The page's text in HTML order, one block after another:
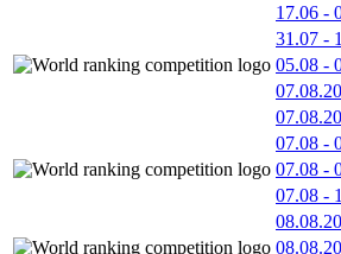
17.06 -
31.07 -
05.08 -
07.08 -
07.08 -
07.08 -